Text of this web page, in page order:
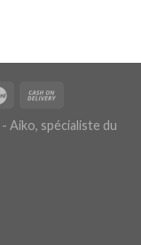
- Aiko, spécialiste du